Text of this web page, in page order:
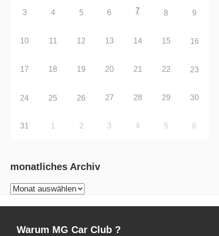
3 4 5 6 7 8 9
10 11 12 13 14 15 16
17 18 19 20 21 22 23
24 25 26 27 28 29 30
31 1 2 3 4 5 6
monatliches Archiv
monatliches
Warum MG Car Club ?